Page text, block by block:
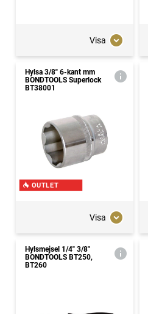
Visa
Hylsa 3/8" 6-kant mm
BONDTOOLS Superlock
BT38001
OUTLET
Visa
Hylsmejsel 1/4" 3/8"
BONDTOOLS BT250,
BT260